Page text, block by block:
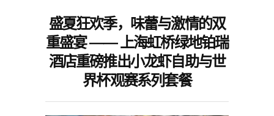
盛夏狂欢季，味蕾与激情的双
重盛宴 —— 上海虹桥绿地铂瑞
酒店重磅推出小龙虾自助与世
界杯观赛系列套餐